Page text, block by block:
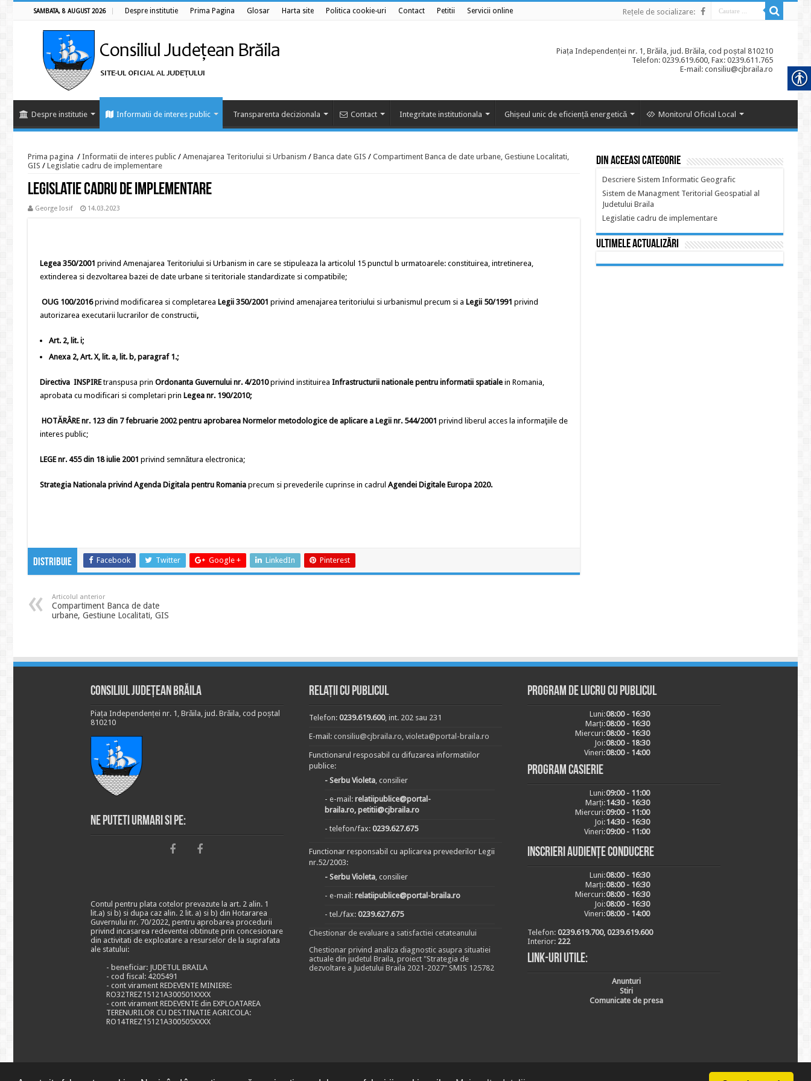
SAMBATA, 8 AUGUST 2026 Despre institutie Prima Pagina Glosar Harta site Politica cookie-uri Contact Petitii Servicii online Rețele de socializare:
Piața Independenței nr. 1, Brăila, jud. Brăila, cod poștal 810210
Telefon: 0239.619.600, Fax: 0239.611.765
E-mail: consiliu@cjbraila.ro
Despre institutie Informatii de interes public Transparenta decizionala Contact Integritate institutionala Ghișeul unic de eficiență energetică Monitorul Oficial Local
Prima pagina / Informatii de interes public / Amenajarea Teritoriului si Urbanism / Banca date GIS / Compartiment Banca de date urbane, Gestiune Localitati,
GIS / Legislatie cadru de implementare
Legislatie cadru de implementare
George Iosif 14.03.2023
Legea 350/2001 privind Amenajarea Teritoriului si Urbanism in care se stipuleaza la articolul 15 punctul b urmatoarele: constituirea, intretinerea,
extinderea si dezvoltarea bazei de date urbane si teritoriale standardizate si compatibile;
OUG 100/2016privind modificarea si completarea Legii 350/2001 privind amenajarea teritoriului si urbanismul precum si a Legii 50/1991 privind
autorizarea executarii lucrarilor de constructii,
Art. 2, lit. i;
Anexa 2, Art. X, lit. a, lit. b, paragraf 1.;
Directiva INSPIREtranspusa prin Ordonanta Guvernului nr. 4/2010privind instituirea Infrastructurii nationale pentru informatii spatiale in Romania,
aprobata cu modificari si completari prin Legea nr. 190/2010;
HOTĂRÂRE nr. 123 din 7 februarie 2002 pentru aprobarea Normelor metodologice de aplicare a Legii nr. 544/2001 privind liberul acces la informaţiile de
interes public;
LEGE nr. 455 din 18 iulie 2001 privind semnătura electronica;
Strategia Nationala privind Agenda Digitala pentru Romania precum si prevederile cuprinse in cadrul Agendei Digitale Europa 2020.
Distribuie Facebook Twitter Google + LinkedIn Pinterest
Articolul anterior
Compartiment Banca de date
urbane, Gestiune Localitati, GIS
Din aceeasi categorie
Descriere Sistem Informatic Geografic
Sistem de Managment Teritorial Geospatial al
Judetului Braila
Legislatie cadru de implementare
Ultimele actualizări
Consiliul Județean Brăila
Piața Independenței nr. 1, Brăila, jud. Brăila, cod poștal
810210
Ne puteti urmari si pe:
Contul pentru plata cotelor prevazute la art. 2 alin. 1
lit.a) si b) si dupa caz alin. 2 lit. a) si b) din Hotararea
Guvernului nr. 70/2022, pentru aprobarea procedurii
privind incasarea redeventei obtinute prin concesionare
din activitati de exploatare a resurselor de la suprafata
ale statului:
- beneficiar: JUDETUL BRAILA
- cod fiscal: 4205491
- cont virament REDEVENTE MINIERE:
RO32TREZ15121A300501XXXX
- cont virament REDEVENTE din EXPLOATAREA
TERENURILOR CU DESTINATIE AGRICOLA:
RO14TREZ15121A300505XXXX
Relații cu publicul
Telefon: 0239.619.600, int. 202 sau 231
E-mail: consiliu@cjbraila.ro, violeta@portal-braila.ro
Functionarul resposabil cu difuzarea informatiilor
publice:
- Serbu Violeta, consilier
- e-mail: relatiipublice@portal-
braila.ro, petitii@cjbraila.ro
- telefon/fax: 0239.627.675
Functionar responsabil cu aplicarea prevederilor Legii
nr.52/2003:
- Serbu Violeta, consilier
- e-mail: relatiipublice@portal-braila.ro
- tel./fax: 0239.627.675
Chestionar de evaluare a satisfactiei cetateanului
Chestionar privind analiza diagnostic asupra situatiei
actuale din judetul Braila, proiect "Strategia de
dezvoltare a Judetului Braila 2021-2027" SMIS 125782
Program de lucru cu publicul
Luni:08:00 - 16:30
Marți:08:00 - 16:30
Miercuri:08:00 - 16:30
Joi:08:00 - 18:30
Vineri:08:00 - 14:00
Program casierie
Luni:09:00 - 11:00
Marți:14:30 - 16:30
Miercuri:09:00 - 11:00
Joi:14:30 - 16:30
Vineri:09:00 - 11:00
Inscrieri audiențe conducere
Luni:08:00 - 16:30
Marți:08:00 - 16:30
Miercuri:08:00 - 16:30
Joi:08:00 - 16:30
Vineri:08:00 - 14:00
Telefon: 0239.619.700, 0239.619.600
Interior: 222
Link-uri utile:
Anunturi
Stiri
Comunicate de presa